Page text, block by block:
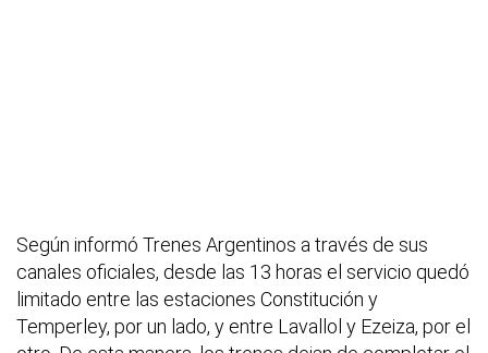
Según informó Trenes Argentinos a través de sus
canales oficiales, desde las 13 horas el servicio quedó
limitado entre las estaciones Constitución y
Temperley, por un lado, y entre Lavallol y Ezeiza, por el